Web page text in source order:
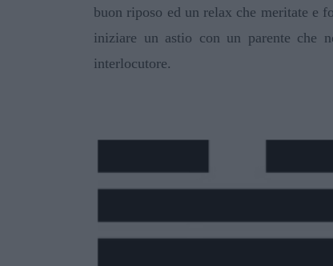
buon riposo ed un relax che meritate e
iniziare un astio con un parente che
interlocutore.